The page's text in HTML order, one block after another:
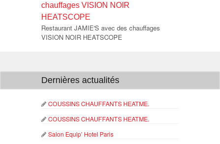
chauffages VISION NOIR
HEATSCOPE
Restaurant JAMIE'S avec des chauffages
VISION NOIR HEATSCOPE
Dernières actualités
COUSSINS CHAUFFANTS HEATME.
COUSSINS CHAUFFANTS HEATME.
Salon Equip’ Hotel Paris